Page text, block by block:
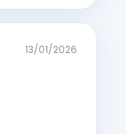
13/01/2026